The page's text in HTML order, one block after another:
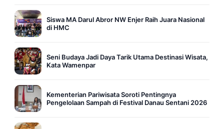
Siswa MA Darul Abror NW Enjer Raih Juara Nasional
di HMC
Seni Budaya Jadi Daya Tarik Utama Destinasi Wisata,
Kata Wamenpar
Kementerian Pariwisata Soroti Pentingnya
Pengelolaan Sampah di Festival Danau Sentani 2026